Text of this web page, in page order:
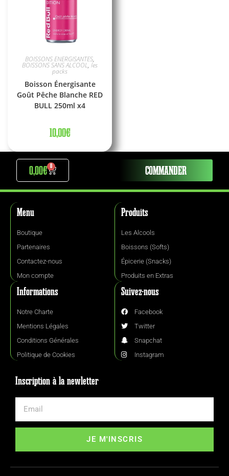
BOISSONS ENERGISANTES,
BOISSONS SANS ALCOOL,les
packs
Boisson Énergisante
Goût Pêche Blanche RED
BULL 250ml x4
10,00€
0,00€ 0 COMMANDER
Menu
Boutique
Partenaires
Contactez-nous
Mon compte
Produits
Les Alcools
Boissons (Softs)
Épicerie (Snacks)
Produits en Extras
Informations
Notre Charte
Mentions Légales
Conditions Générales
Politique de Cookies
Suivez-nous
Facebook
Twitter
Snapchat
Instagram
Inscription à la newletter
JE M'INSCRIS